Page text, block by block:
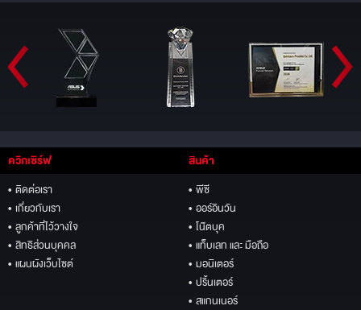
ควิกเซิร์ฟ
• ติดต่อเรา
• เกี่ยวกับเรา
• ลูกค้าที่ไว้วางใจ
• สิทธิส่วนบุคคล
• แผนผังเว็บไซต์
สินค้า
• พีซี
• ออร์อินวัน
• โน๊ตบุค
• แท็บเลท และ มือถือ
• มอนิเตอร์
• ปริ้นเตอร์
• สแกนเนอร์